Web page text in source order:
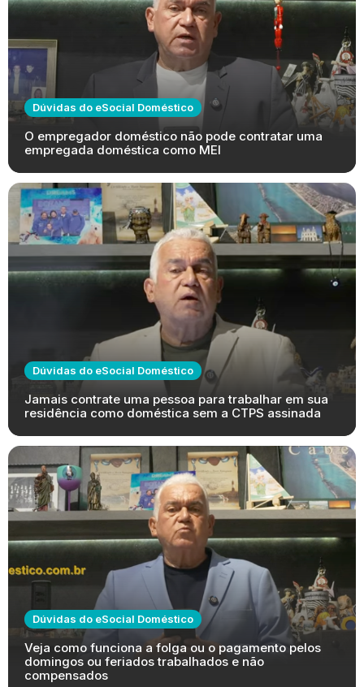
Dúvidas do eSocial Doméstico
O empregador doméstico não pode contratar uma
empregada doméstica como MEI
Dúvidas do eSocial Doméstico
Jamais contrate uma pessoa para trabalhar em sua
residência como doméstica sem a CTPS assinada
Dúvidas do eSocial Doméstico
Veja como funciona a folga ou o pagamento pelos
domingos ou feriados trabalhados e não
compensados